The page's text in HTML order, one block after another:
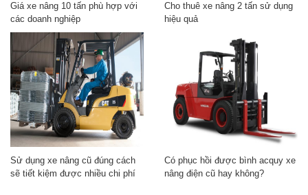
Giá xe nâng 10 tấn phù hợp với
các doanh nghiệp
Cho thuê xe nâng 2 tấn sử dụng
hiệu quả
Sử dụng xe nâng cũ đúng cách
sẽ tiết kiệm được nhiều chi phí
Có phục hồi được bình acquy xe
nâng điện cũ hay không?